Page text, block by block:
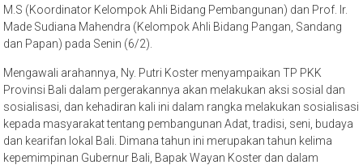
M.S (Koordinator Kelompok Ahli Bidang Pembangunan) dan Prof. Ir.
Made Sudiana Mahendra (Kelompok Ahli Bidang Pangan, Sandang
dan Papan) pada Senin (6/2).
Mengawali arahannya, Ny. Putri Koster menyampaikan TP PKK
Provinsi Bali dalam pergerakannya akan melakukan aksi sosial dan
sosialisasi, dan kehadiran kali ini dalam rangka melakukan sosialisasi
kepada masyarakat tentang pembangunan Adat, tradisi, seni, budaya
dan kearifan lokal Bali. Dimana tahun ini merupakan tahun kelima
kepemimpinan Gubernur Bali, Bapak Wayan Koster dan dalam